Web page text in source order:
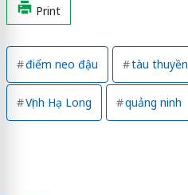
Print
điểm neo đậu tàu thuyền
Vịnh Hạ Long quảng ninh